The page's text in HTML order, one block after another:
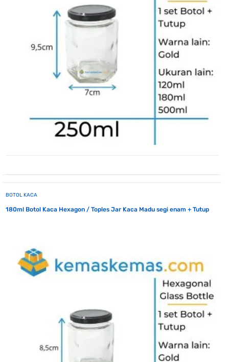
BOTOL KACA
180ml Botol Kaca Hexagon / Toples Jar Kaca Madu segi enam + Tutup